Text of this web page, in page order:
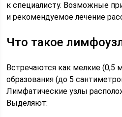
к специалисту. Возможные
и рекомендуемое лечение
Что такое
Встречаются как мелкие (0,5
образования (до 5
Лимфатические узлы
Выделяют: